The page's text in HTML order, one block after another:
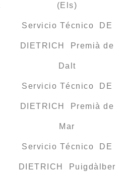
(Els)
Servicio Técnico DE
DIETRICH Premià de
Dalt
Servicio Técnico DE
DIETRICH Premià de
Mar
Servicio Técnico DE
DIETRICH Puigdàlber